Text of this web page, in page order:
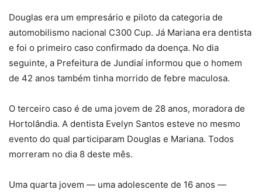
Douglas era um empresário e piloto da categoria de
automobilismo nacional C300 Cup. Já Mariana era dentista
e foi o primeiro caso confirmado da doença. No dia
seguinte, a Prefeitura de Jundiaí informou que o homem
de 42 anos também tinha morrido de febre maculosa.
O terceiro caso é de uma jovem de 28 anos, moradora de
Hortolândia. A dentista Evelyn Santos esteve no mesmo
evento do qual participaram Douglas e Mariana. Todos
morreram no dia 8 deste mês.
Uma quarta jovem — uma adolescente de 16 anos —